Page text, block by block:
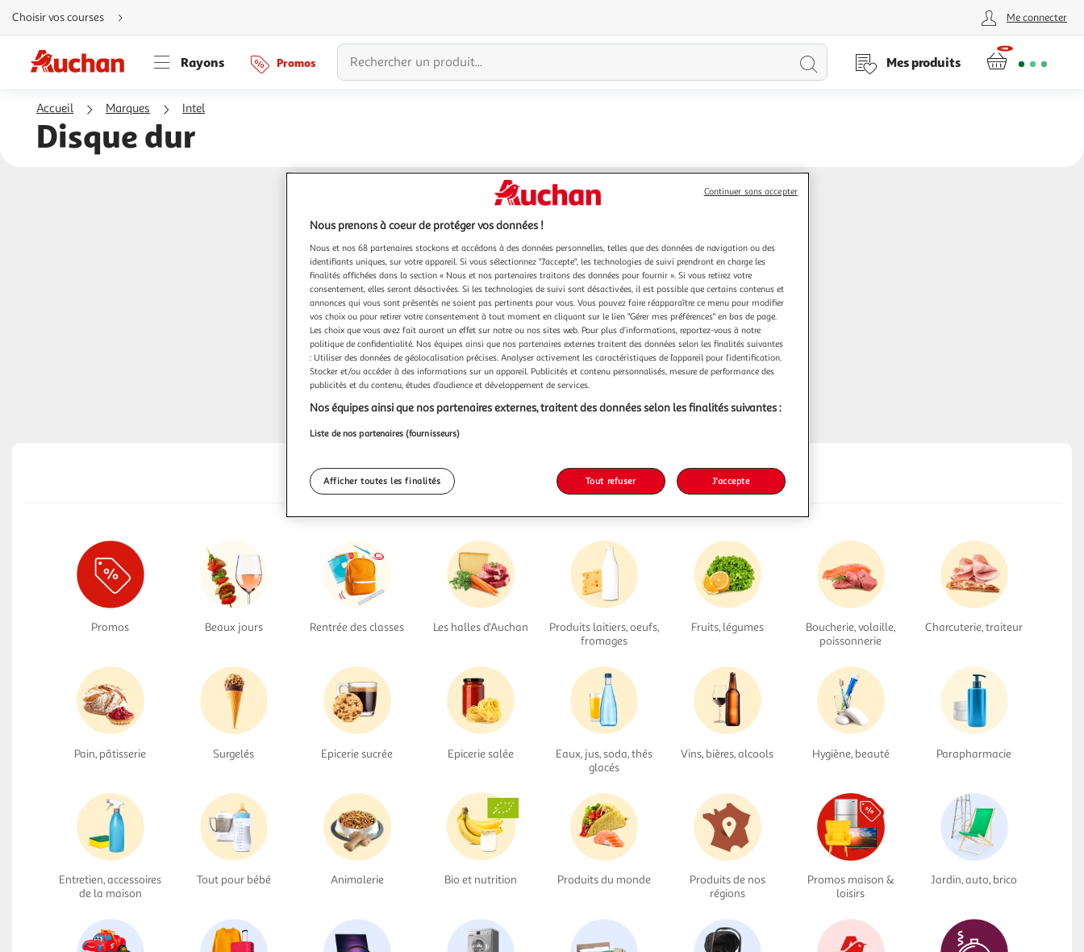
Aller
directement
au
Aller
directement
à
Aller
navigation
Choisir vos courses Me connecter
Rayons Promos
Lancer
Mes produits
Accueil Marques Intel
Disque dur
Oups, les produits de la catégorie
Disque durviennent de filer...
Nous vous invitons à lancer une autre recherche...
... ou à trouver votre bonheur dans nos rayons
Promos Beaux jours Rentrée des classes Les halles d'Auchan
Produits laitiers, oeufs,
fromages
Fruits, légumes
Boucherie, volaille,
poissonnerie
Charcuterie, traiteur
Pain, pâtisserie Surgelés Epicerie sucrée Epicerie salée
Eaux, jus, soda, thés
glacés
Vins, bières, alcools Hygiène, beauté Parapharmacie
Entretien, accessoires
de la maison
Tout pour bébé Animalerie Bio et nutrition Produits du monde
Produits de nos
régions
Promos maison &
loisirs
Jardin, auto, brico
Nous prenons à coeur de protéger vos données !
Nous et nos 68 partenaires stockons et accédons à des données personnelles, telles que des données de navigation ou des
identifiants uniques, sur votre appareil. Si vous sélectionnez "J'accepte", les technologies de suivi prendront en charge les
finalités affichées dans la section « Nous et nos partenaires traitons des données pour fournir ». Si vous retirez votre
consentement, elles seront désactivées. Si les technologies de suivi sont désactivées, il est possible que certains contenus et
annonces qui vous sont présentés ne soient pas pertinents pour vous. Vous pouvez faire réapparaître ce menu pour modifier
vos choix ou pour retirer votre consentement à tout moment en cliquant sur le lien "Gérer mes préférences" en bas de page.
Les choix que vous avez fait auront un effet sur notre ou nos sites web. Pour plus d’informations, reportez-vous à notre
politique de confidentialité. Nos équipes ainsi que nos partenaires externes traitent des données selon les finalités suivantes
: Utiliser des données de géolocalisation précises. Analyser activement les caractéristiques de l’appareil pour l’identification.
Stocker et/ou accéder à des informations sur un appareil. Publicités et contenu personnalisés, mesure de performance des
publicités et du contenu, études d’audience et développement de services.
Nos équipes ainsi que nos partenaires externes, traitent des données selon les finalités suivantes :
Liste de nos partenaires (fournisseurs)
Afficher toutes les finalités Tout refuser J'accepte
Continuer sans accepter